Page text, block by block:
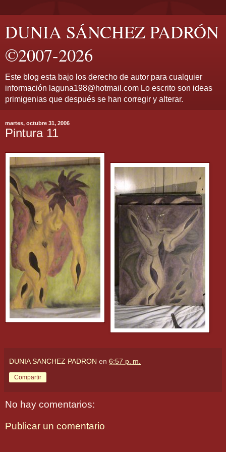
DUNIA SÁNCHEZ PADRÓN
©2007-2026
Este blog esta bajo los derecho de autor para cualquier
información laguna198@hotmail.com Lo escrito son ideas
primigenias que después se han corregir y alterar.
martes, octubre 31, 2006
Pintura 11
DUNIA SANCHEZ PADRON en 6:57 p. m.
Compartir
No hay comentarios:
Publicar un comentario